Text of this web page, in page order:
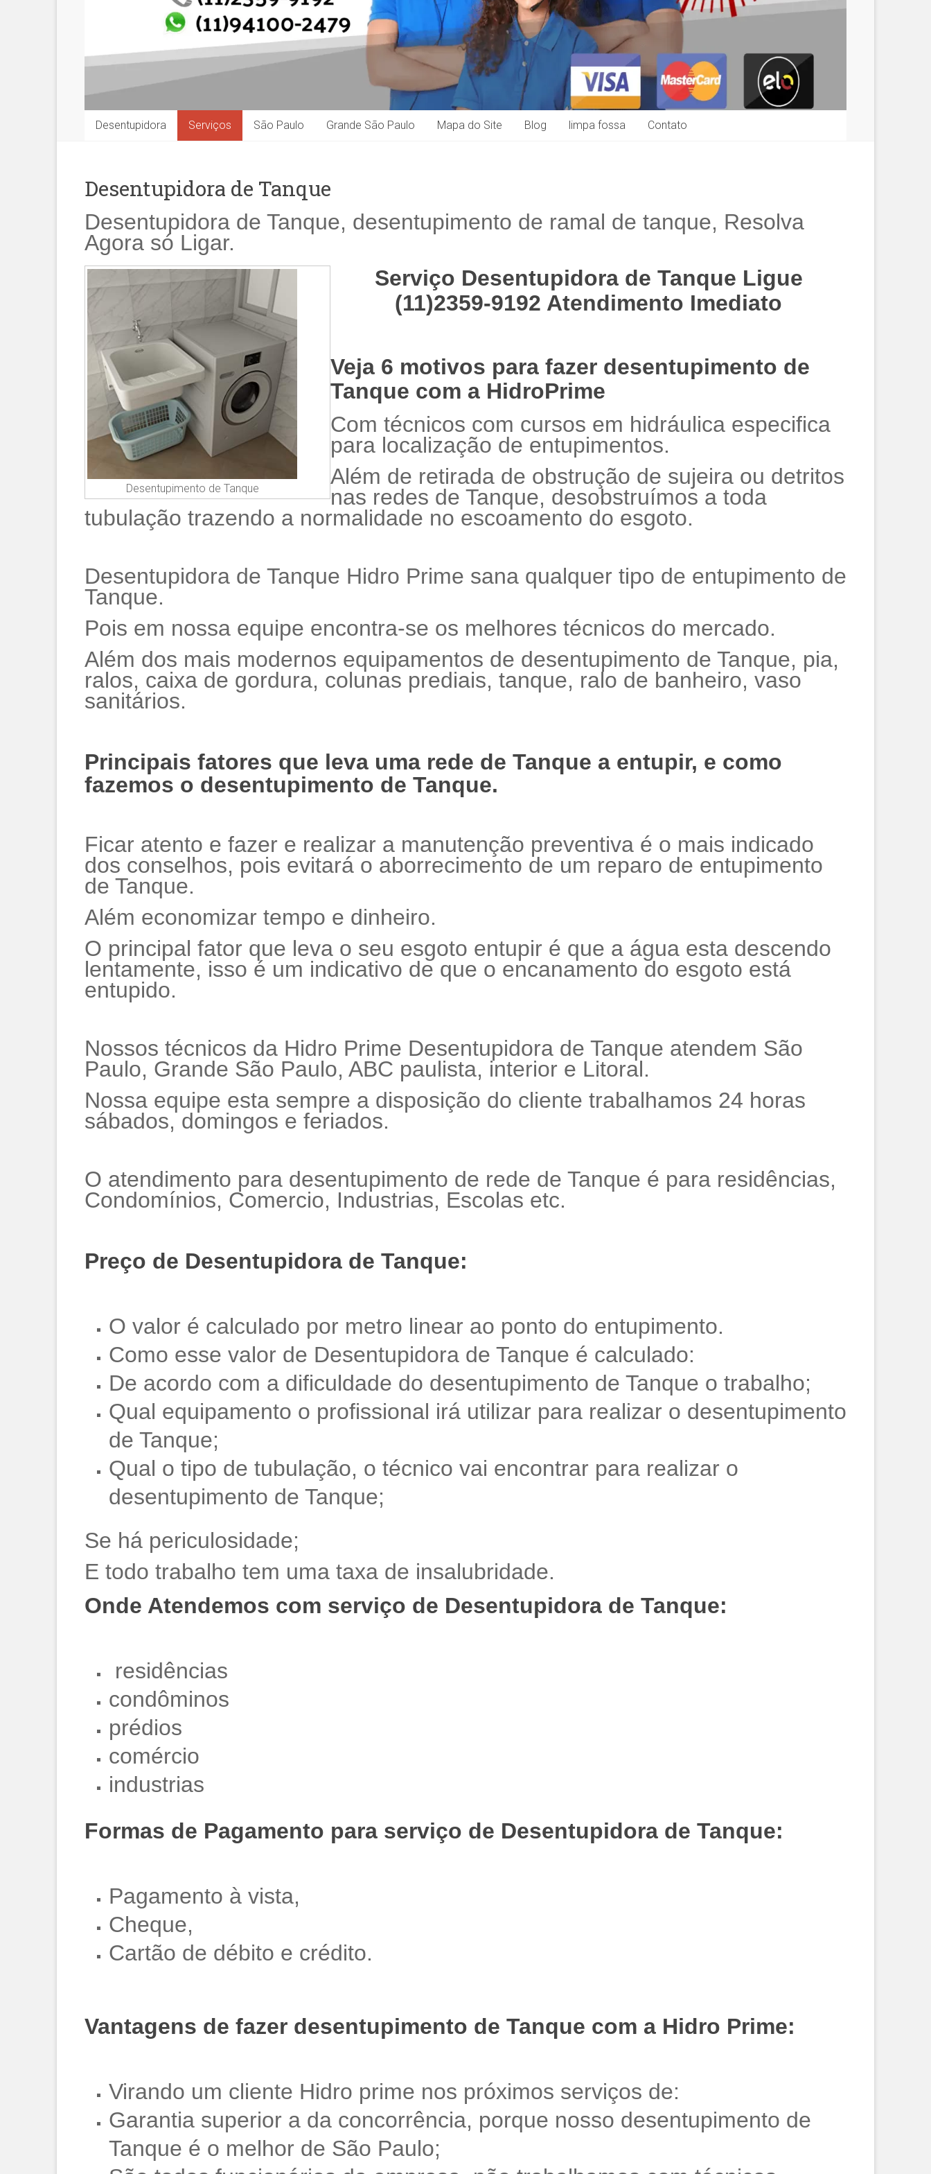
Desentupidora Serviços São Paulo Grande São Paulo Mapa do Site Blog limpa fossa Contato
Desentupidora de Tanque
Desentupidora de Tanque, desentupimento de ramal de tanque, Resolva
Agora só Ligar.
Desentupimento de Tanque
Serviço Desentupidora de Tanque Ligue
(11)2359-9192 Atendimento Imediato
Veja 6 motivos para fazer desentupimento de
Tanque com a HidroPrime
Com técnicos com cursos em hidráulica especifica
para localização de entupimentos.
Além de retirada de obstrução de sujeira ou detritos
nas redes de Tanque, desobstruímos a toda
tubulação trazendo a normalidade no escoamento do esgoto.
Desentupidora de Tanque Hidro Prime sana qualquer tipo de entupimento de
Tanque.
Pois em nossa equipe encontra-se os melhores técnicos do mercado.
Além dos mais modernos equipamentos de desentupimento de Tanque, pia,
ralos, caixa de gordura, colunas prediais, tanque, ralo de banheiro, vaso
sanitários.
Principais fatores que leva uma rede de Tanque a entupir, e como
fazemos o desentupimento de Tanque.
Ficar atento e fazer e realizar a manutenção preventiva é o mais indicado
dos conselhos, pois evitará o aborrecimento de um reparo de entupimento
de Tanque.
Além economizar tempo e dinheiro.
O principal fator que leva o seu esgoto entupir é que a água esta descendo
lentamente, isso é um indicativo de que o encanamento do esgoto está
entupido.
Nossos técnicos da Hidro Prime Desentupidora de Tanque atendem São
Paulo, Grande São Paulo, ABC paulista, interior e Litoral.
Nossa equipe esta sempre a disposição do cliente trabalhamos 24 horas
sábados, domingos e feriados.
O atendimento para desentupimento de rede de Tanque é para residências,
Condomínios, Comercio, Industrias, Escolas etc.
Preço de Desentupidora de Tanque:
O valor é calculado por metro linear ao ponto do entupimento.
Como esse valor de Desentupidora de Tanque é calculado:
De acordo com a dificuldade do desentupimento de Tanque o trabalho;
Qual equipamento o profissional irá utilizar para realizar o desentupimento
de Tanque;
Qual o tipo de tubulação, o técnico vai encontrar para realizar o
desentupimento de Tanque;
Se há periculosidade;
E todo trabalho tem uma taxa de insalubridade.
Onde Atendemos com serviço de Desentupidora de Tanque:
residências
condôminos
prédios
comércio
industrias
Formas de Pagamento para serviço de Desentupidora de Tanque:
Pagamento à vista,
Cheque,
Cartão de débito e crédito.
Vantagens de fazer desentupimento de Tanque com a Hidro Prime:
Virando um cliente Hidro prime nos próximos serviços de:
Garantia superior a da concorrência, porque nosso desentupimento de
Tanque é o melhor de São Paulo;